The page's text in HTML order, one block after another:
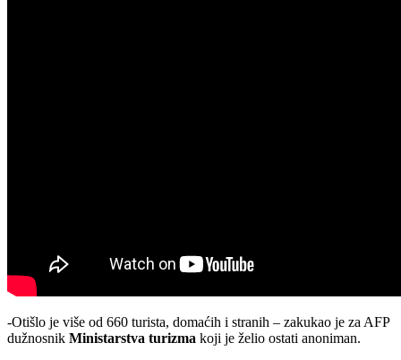
-Otišlo je više od 660 turista, domaćih i stranih – zakukao je za AFP
dužnosnik Ministarstva turizma koji je želio ostati anoniman.